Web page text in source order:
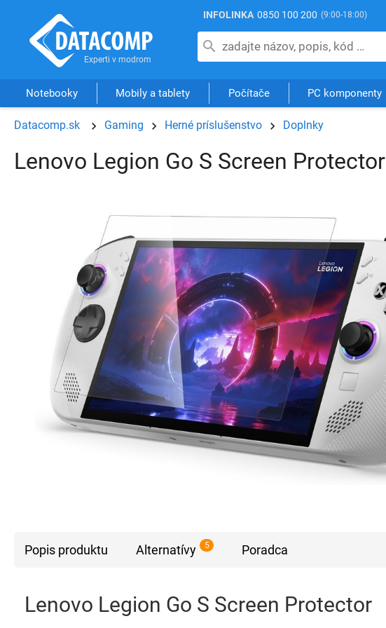
INFOLINKA 0850 100 200 (9:00-18:00)
Notebooky Mobily a tablety Počítače PC komponenty
Datacomp.sk Gaming Herné príslušenstvo Doplnky
Lenovo Legion Go S Screen Protector
Popis produktu Alternatívy 5 Poradca
Lenovo Legion Go S Screen Protector